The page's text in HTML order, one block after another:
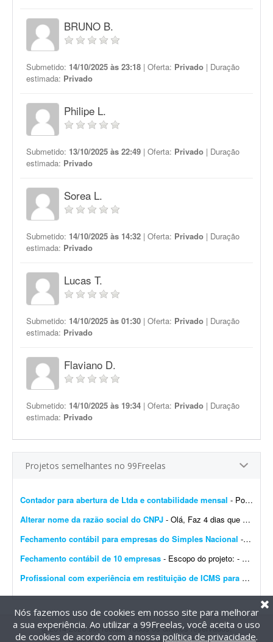
BRUNO B.
Submetido: 14/10/2025 às 23:18 | Oferta: Privado | Duração
estimada: Privado
Philipe L.
Submetido: 13/10/2025 às 22:49 | Oferta: Privado | Duração
estimada: Privado
Sorea L.
Submetido: 14/10/2025 às 14:32 | Oferta: Privado | Duração
estimada: Privado
Lucas T.
Submetido: 14/10/2025 às 01:30 | Oferta: Privado | Duração
estimada: Privado
Flaviano D.
Submetido: 14/10/2025 às 19:34 | Oferta: Privado | Duração
estimada: Privado
Projetos semelhantes no 99Freelas
Contador para abertura de Ltda e contabilidade mensal - Português: Procuro um contador ou escritório de contabilidade para uma Ltda em constituição no Rio de Janeiro, com sócio estrangeiro não residente (belga)....
Alterar nome da razão social do CNPJ - Olá, Faz 4 dias que abri um CNPJ novo no Simples Nacional. Precisei abrir uma conta no TikTok e o CPF aparece com meu nome de casada; por isso houve divergência no nome registrado na ...
Fechamento contábil para empresas do Simples Nacional - - Fechamento contábil de 30 empresas do Simples Nacional, referente a 2025. - Entrega com contas conciliadas e demonstrativo de composição de contas. - Empresas prestadoras de ...
Fechamento contábil de 10 empresas - Escopo do projeto: - Fechamento contábil de 10 empresas, período de janeiro a junho. - Entrega com contas conciliadas e composição de contas. - Empresas, majoritariament...
Profissional com experiência em restituição de ICMS para produtor rural
@2014-2026 99Freelas. Todos os direitos reservados.
Nós fazemos uso de cookies em nosso site para melhorar
a sua experiência. Ao utilizar a 99Freelas, você aceita o uso
de cookies de acordo com a nossa política de privacidade.